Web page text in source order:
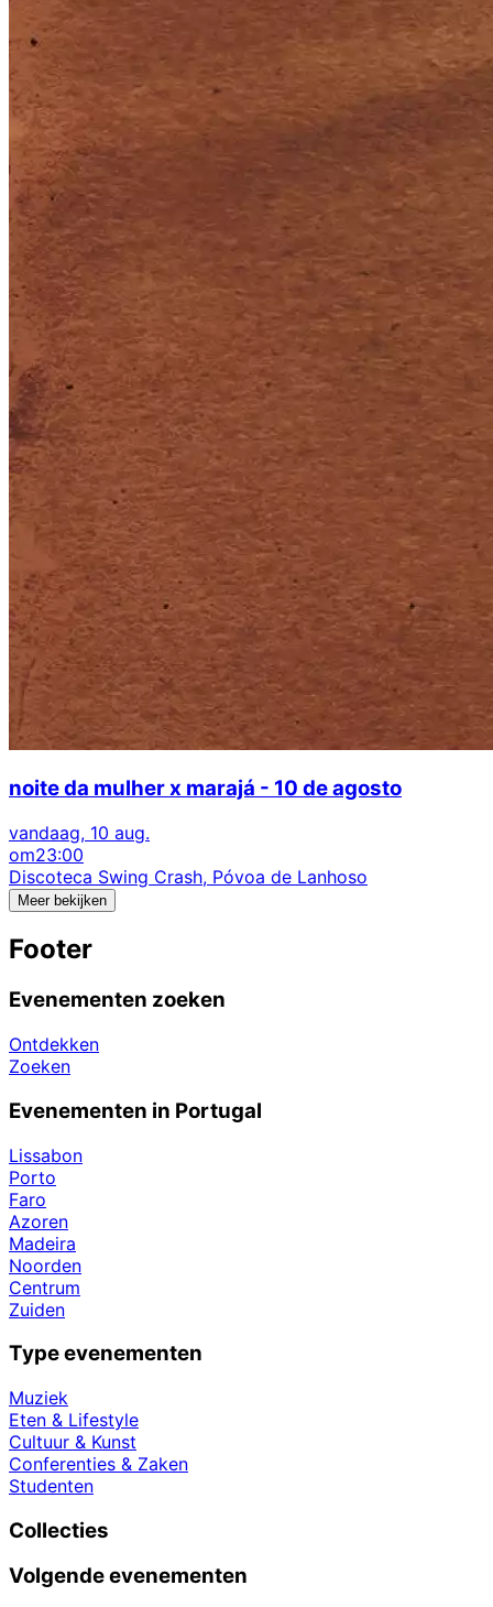
noite da mulher x marajá - 10 de agosto
vandaag, 10 aug.
om23:00
Discoteca Swing Crash, Póvoa de Lanhoso
Meer bekijken
Footer
Evenementen zoeken
Ontdekken
Zoeken
Evenementen in Portugal
Lissabon
Porto
Faro
Azoren
Madeira
Noorden
Centrum
Zuiden
Type evenementen
Muziek
Eten & Lifestyle
Cultuur & Kunst
Conferenties & Zaken
Studenten
Collecties
Volgende evenementen